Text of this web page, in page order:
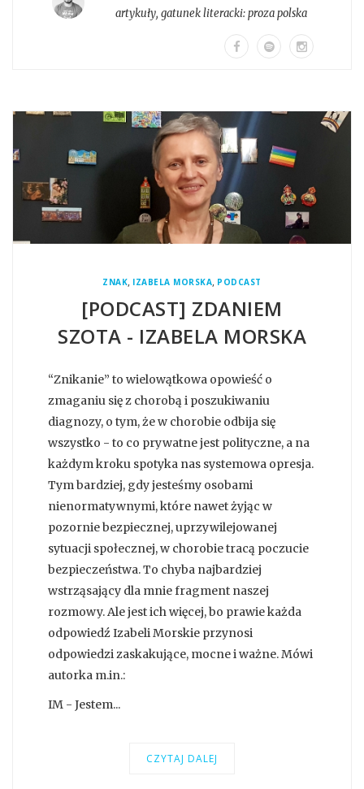
artykuły, gatunek literacki:proza polska
ZNAK, IZABELA MORSKA, PODCAST
[PODCAST] ZDANIEM
SZOTA - IZABELA MORSKA
“Znikanie” to wielowątkowa opowieść o
zmaganiu się z chorobą i poszukiwaniu
diagnozy, o tym, że w chorobie odbija się
wszystko - to co prywatne jest polityczne, a na
każdym kroku spotyka nas systemowa opresja.
Tym bardziej, gdy jesteśmy osobami
nienormatywnymi, które nawet żyjąc w
pozornie bezpiecznej, uprzywilejowanej
sytuacji społecznej, w chorobie tracą poczucie
bezpieczeństwa. To chyba najbardziej
wstrząsający dla mnie fragment naszej
rozmowy. Ale jest ich więcej, bo prawie każda
odpowiedź Izabeli Morskie przynosi
odpowiedzi zaskakujące, mocne i ważne. Mówi
autorka m.in.:
IM - Jestem...
CZYTAJ DALEJ